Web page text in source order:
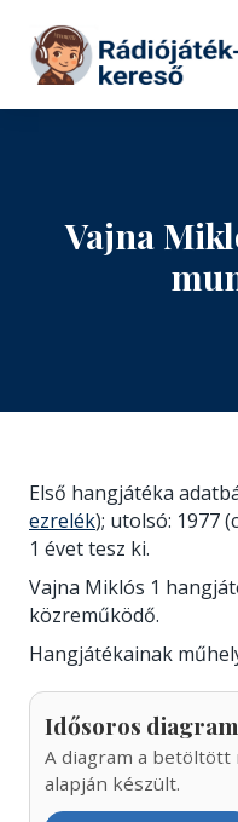
Tovább a tartalomhoz
Vajna
Első hangjátéka
ezrelék); utolsó: 1977
1 évet tesz ki.
Vajna Miklós 1
közreműködő.
Hangjátékainak
Idősoros diagram
A diagram a betöltött
alapján készült.